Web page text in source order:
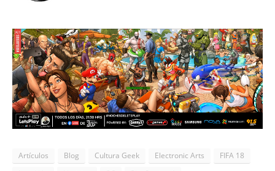
Artículos Blog Cultura Geek Electronic Arts
FIFA 18